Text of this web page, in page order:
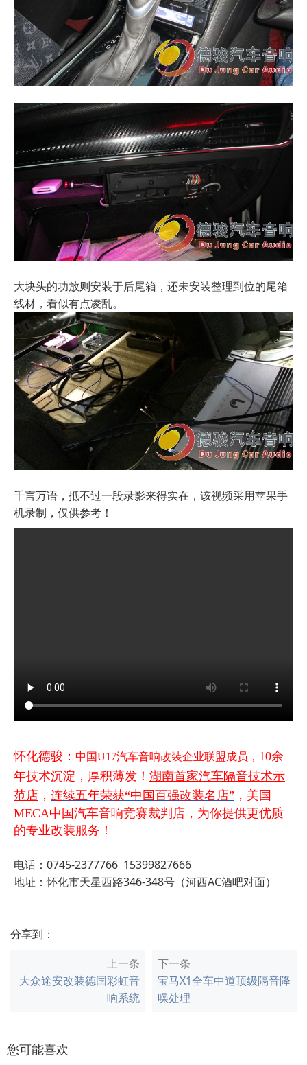
大块头的功放则安装于后尾箱，还未安装整理到位的尾箱
线材，看似有点凌乱。
千言万语，抵不过一段录影来得实在，该视频采用苹果手
机录制，仅供参考！
怀化德骏： 中国U17汽车音响改装企业联盟成员， 10余
年技术沉淀，厚积薄发！ 湖南首家汽车隔音技术示
范店 ， 连续五年荣获“中国百强改装名店” ，美国
MECA中国汽车音响竞赛裁判店，为你提供更优质
的专业改装服务！
电话：0745-2377766 15399827666
地址：怀化市天星西路346-348号（河西AC酒吧对面）
分享到：
上一条
大众途安改装德国彩虹音
响系统
下一条
宝马X1全车中道顶级隔音降
噪处理
您可能喜欢